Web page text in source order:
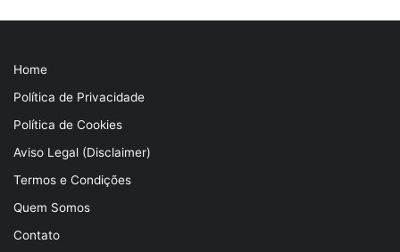
Home
Política de Privacidade
Política de Cookies
Aviso Legal (Disclaimer)
Termos e Condições
Quem Somos
Contato